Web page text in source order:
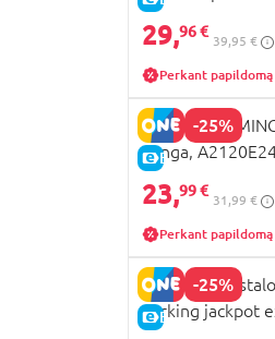
29,96 €
39,95 €
Perkant
-25%
E-KAINA
HASBRO
Jenga,
23,99 €
31,99 €
Perkant
-25%
E-KAINA
MONOPOLY
parking jackpot